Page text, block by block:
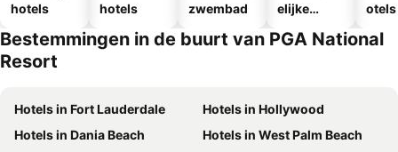
hotels
hotels
zwembad
elijke
otels
Bestemmingen in de buurt van PGA National
Resort
Hotels in Fort Lauderdale
Hotels in Hollywood
Hotels in Dania Beach
Hotels in West Palm Beach